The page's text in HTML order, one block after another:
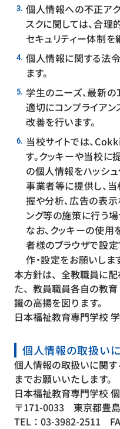
個人情報への不正ア
スクに関しては、合
セキュリティー体制を
個人情報に関する法
ます。
学生のニーズ、最新の
適切にコンプライアン
改善を行います。
当校サイトでは、
す。クッキーや当校に
の個人情報をハッシ
事業者等に提供し、
握や分析、広告の表
ング等の施策に行う場
なお、クッキーの使用
者様のブラウザで設
作・設定をお願いしま
本方針は、全教職員に
た、教員職員各自の教
識の高揚を図ります。
日本福祉教育専門学校
個人情報の取扱い
個人情報の取扱いに関
までお願いいたします。
日本福祉教育専門学校
〒171-0033 東京都豊
TEL：03-3982-2511